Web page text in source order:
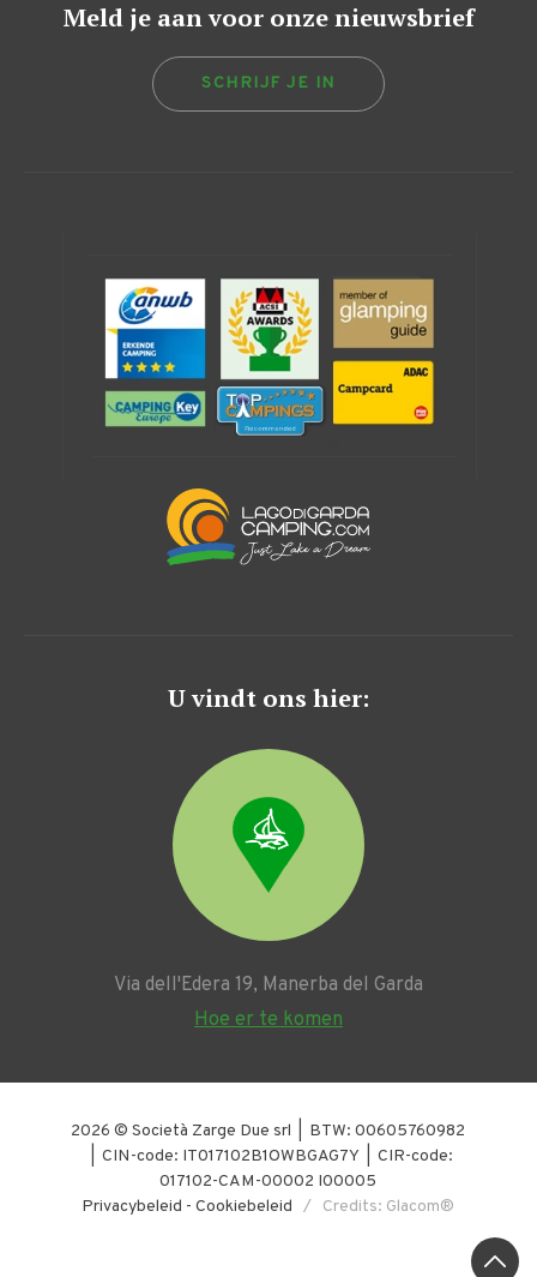
Meld je aan voor onze nieuwsbrief
SCHRIJF JE IN
U vindt ons hier:
Via dell'Edera 19, Manerba del Garda
Hoe er te komen
2026 © Società Zarge Due srl | BTW: 00605760982
| CIN-code: IT017102B1OWBGAG7Y | CIR-code:
017102-CAM-00002 I00005
Privacybeleid -Cookiebeleid / Credits: Glacom®